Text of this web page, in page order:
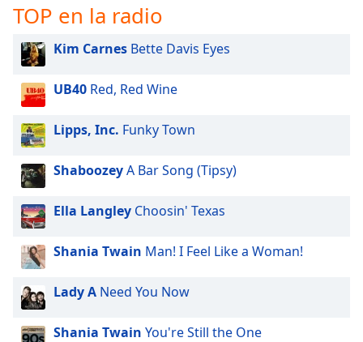
TOP en la radio
Kim Carnes Bette Davis Eyes
UB40 Red, Red Wine
Lipps, Inc. Funky Town
ShaboozeyA Bar Song (Tipsy)
Ella Langley Choosin' Texas
Shania Twain Man! I Feel Like a Woman!
Lady A Need You Now
Shania Twain You're Still the One